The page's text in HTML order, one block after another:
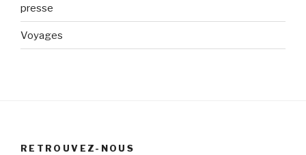
presse
Voyages
RETROUVEZ-NOUS